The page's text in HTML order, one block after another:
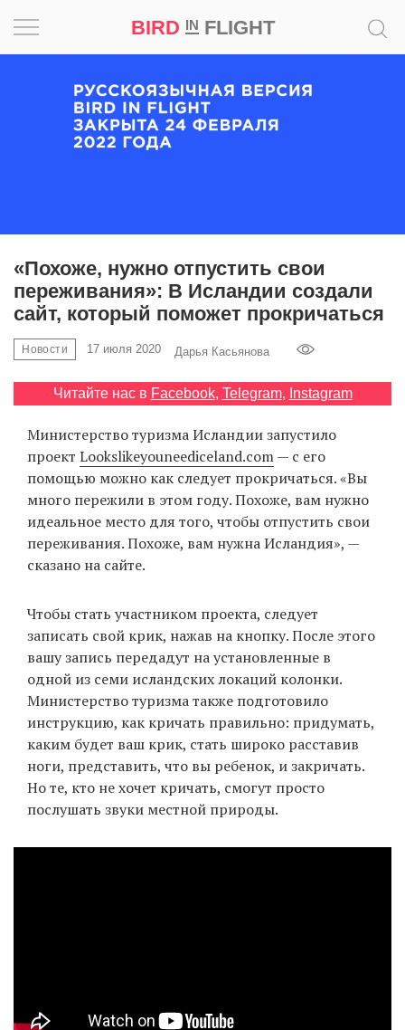
BIRD INFLIGHT
«Похоже, нужно отпустить свои
переживания»: В Исландии создали
сайт, который поможет прокричаться
Новости 17 июля 2020 Дарья Касьянова
Читайте нас в Facebook, Telegram, Instagram
Министерство туризма Исландии запустило
проект Lookslikeyouneediceland.com— с его
помощью можно как следует прокричаться. «Вы
много пережили в этом году. Похоже, вам нужно
идеальное место для того, чтобы отпустить свои
переживания. Похоже, вам нужна Исландия», —
сказано на сайте.
Чтобы стать участником проекта, следует
записать свой крик, нажав на кнопку. После этого
вашу запись передадут на установленные в
одной из семи исландских локаций колонки.
Министерство туризма также подготовило
инструкцию, как кричать правильно: придумать,
каким будет ваш крик, стать широко расставив
ноги, представить, что вы ребенок, и закричать.
Но те, кто не хочет кричать, смогут просто
послушать звуки местной природы.